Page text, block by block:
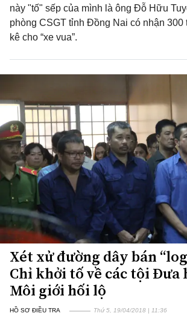
này "tố" sếp của mình là ông Đỗ Hữu
phòng CSGT tỉnh Đồng Nai có nhận 300
kê cho “xe vua”.
Xét xử đường dây bán
Chỉ khởi tố về các tội Đưa
Môi giới hối lộ
HỒ SƠ ĐIỀU TRA Thứ 5, 19/04/2018 | 11:36